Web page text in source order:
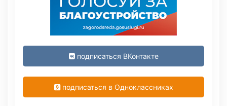
подписаться ВКонтакте
подписаться в Одноклассниках